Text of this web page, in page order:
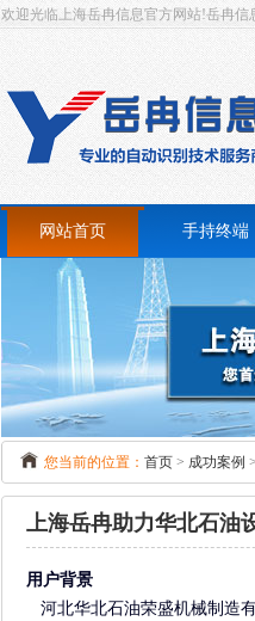
欢迎光临上海岳冉信息官方网站!岳冉
网站首页 手持终端
RFID手持终
条码扫描手持
指纹识别手持
身份证手持终
打印手持终
您当前的位置： 首页 > 成功案例 >
上海岳冉助力华北石油
用户背景
河北华北石油荣盛机械制造